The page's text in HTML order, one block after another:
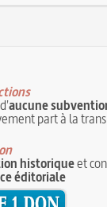
aucune
part à la
historiqueet
éditoriale